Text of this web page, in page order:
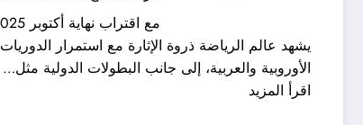
ترافيل
عفش
مريحة
وخالية
خلال
مشاهدة
المباريات
يشهد عالم الرياضة ذروة الإثارة مع استمرار الدوريات
الأوروبية والعربية، إلى جانب البطولات الدولية مثل…
اقرأ المزيد